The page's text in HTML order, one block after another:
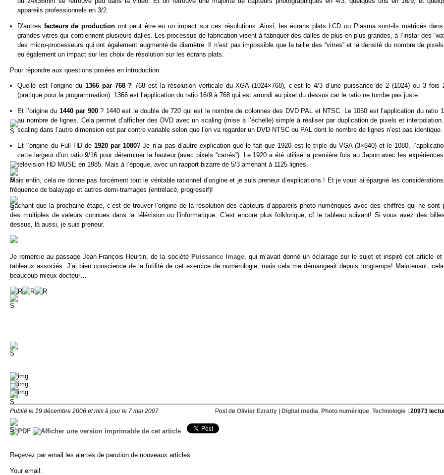
appareils professionnels en 3/2.
D’autres facteurs de production ont peut être eu un impact sur ces résolutions. Ainsi, les écrans plats LCD ou Plasma sont-ils matricés
grandes vitres qui contiennent plusieurs dalles. Les processus de fabrication visent à fabriquer des dalles de plus en plus grandes, à l’instar des
des micro-processeurs qui ont également augmenté de diamètre. Il n’est pas impossible que la taille des “vitres” et la densité du nombre de
eu également un impact sur les choix de résolution sur les écrans plats.
Pour répondre aux questions posées en introduction :
Quelle est l’origine du 1366 par 768 ? 768 est la résolution verticale du XGA (1024×768), c’est le 4/3 d’une puissance de 2 (1024) ou 3 fois
(pratique pour la programmation). 1366 est l’application du ratio 16/9 à 768 qui est arrondi au pixel du dessus car le ratio ne tombe pas juste.
Et l’origine du 1440 par 900? 1440 est le double de 720 qui est le nombre de colonnes des DVD PAL et NTSC. Le 1050 est l’application du ratio
au nombre de lignes. Cela permet d’afficher des DVD avec un scaling (mise à l’échelle) simple à réaliser par duplication de pixels et
scaling dans l’autre dimension est par contre variable selon que l’on va regarder un DVD NTSC ou PAL dont le nombre de lignes n’est pas identique.
Et l’origine du Full HD de1920 par 1080? Je n’ai pas d’autre explication que le fait que 1920 est le triple du VGA (3×640) et le 1080,
cette largeur d’un ratio 9/16 pour déterminer la hauteur (avec pixels “carrés”). Le 1920 a été utilisé la première fois au Japon avec les
télévision HD MUSE en 1985. Mais à l’époque, avec un rapport bizarre de 5/3 amenant à 1125 lignes.
Mais enfin, cela ne donne pas forcément tout le véritable rationnel d’origine et je suis preneur d’explications ! Et je vous ai épargné les
fréquence de balayage et autres demi-tramages (entrelacé, progressif)!
Sachant que la prochaine étape, c’est de trouver l’origine de la résolution des capteurs d’appareils photo numériques avec des chiffres qui ne sont
des multiples de valeurs connues dans la télévision ou l’informatique. C’est encore plus folklorique, cf le tableau suivant! Si vous avez des
dessus, là aussi, je suis preneur.
Je remercie au passage Jean-François Heurtin, de la société Puissance Image, qui m’avait donné un éclairage sur le sujet et inspiré cet article et
tableaux associés. J’ai bien conscience de la futilité de cet exercice de numérologie, mais cela me démangeait depuis longtemps! Maintenant,
beaucoup mieux docteur…
Publié le 19 décembre 2006 et mis à jour le 7 mai 2007 Post de Olivier Ezratty| Digital media Photo numérique, Technologie| 20973
Reçevez par email les alertes de parution de nouveaux articles :
Your email: